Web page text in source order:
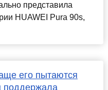
представила
HUAWEI Pura 90s,
его пытаются
поддержала